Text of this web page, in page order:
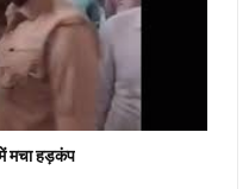
मचा हड़कंप